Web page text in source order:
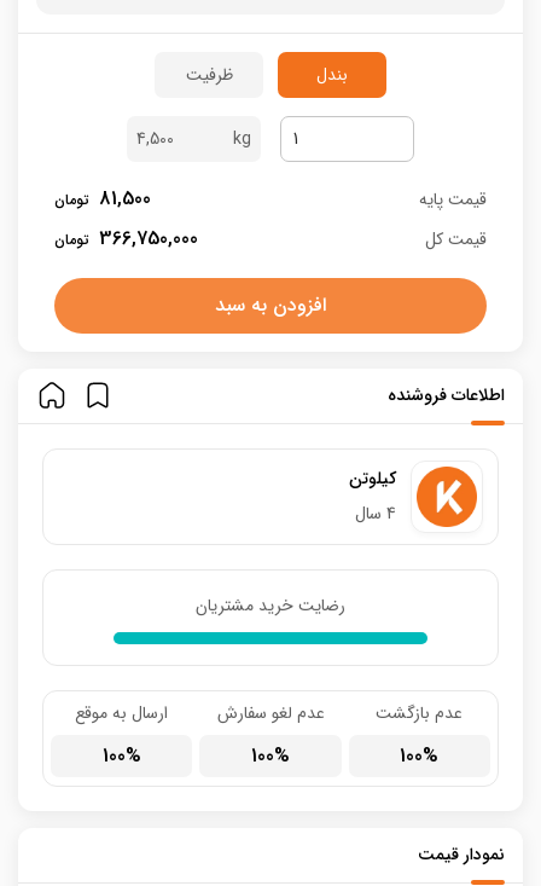
بندل ظرفیت
4,500
قیمت پایه 81,500
قیمت کل 366,750,000
افزودن به سبد
اطلاعات فروشنده
کیلوتن
4 سال
رضایت خرید مشتریان
عدم بازگشت
100
عدم لغو سفارش
100
ارسال به موقع
100
نمودار قیمت